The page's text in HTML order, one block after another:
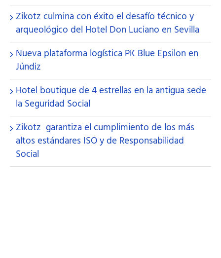
Zikotz culmina con éxito el desafío técnico y
arqueológico del Hotel Don Luciano en Sevilla
Nueva plataforma logística PK Blue Epsilon en
Júndiz
Hotel boutique de 4 estrellas en la antigua sede
la Seguridad Social
Zikotz garantiza el cumplimiento de los más
altos estándares ISO y de Responsabilidad
Social